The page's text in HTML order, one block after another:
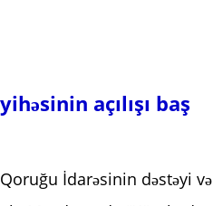
açılışı baş
İdarəsinin dəstəyi və